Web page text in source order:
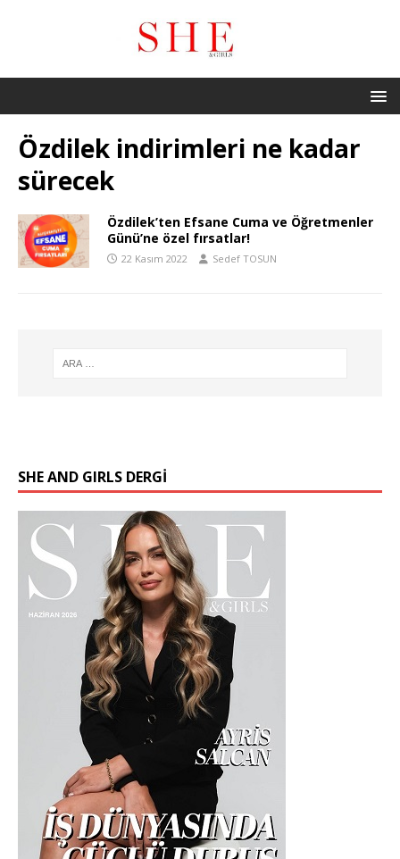
Özdilek indirimleri ne kadar
sürecek
Özdilek’ten Efsane Cuma ve Öğretmenler
Günü’ne özel fırsatlar!
22 Kasım 2022 Sedef TOSUN
SHE AND GIRLS DERGİ